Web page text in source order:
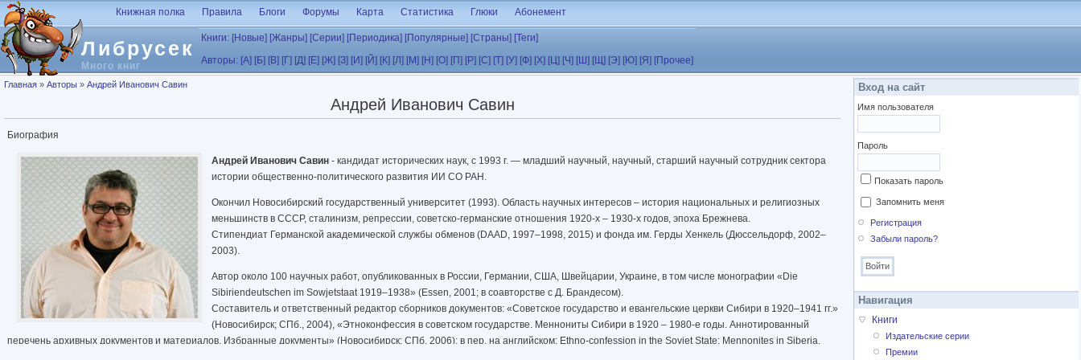
Перейти к основному содержанию
Либрусек
Много книг
Книжная полка Правила Блоги Форумы Карта Статистика Глюки Абонемент
Книги: [Новые] [Жанры] [Серии] [Периодика] [Популярные] [Страны] [Теги]
Авторы: [А] [Б] [В] [Г] [Д] [Е] [Ж] [З] [И] [Й] [К] [Л] [М] [Н] [О] [П] [Р] [С] [Т] [У] [Ф] [Х] [Ц] [Ч] [Ш] [Щ] [Э] [Ю] [Я] [Прочее]
Вы здесь
Главная » Авторы » Андрей Иванович Савин
Андрей Иванович Савин
Биография
Андрей Иванович Савин - кандидат исторических наук, с 1993 г. — младший научный, научный, старший научный сотрудник сектора
истории общественно-политического развития ИИ СО РАН.
Окончил Новосибирский государственный университет (1993). Область научных интересов – история национальных и религиозных
меньшинств в СССР, сталинизм, репрессии, советско-германские отношения 1920-х – 1930-х годов, эпоха Брежнева.
Стипендиат Германской академической службы обменов (DAAD, 1997–1998, 2015) и фонда им. Герды Хенкель (Дюссельдорф, 2002–
2003).
Автор около 100 научных работ, опубликованных в России, Германии, США, Швейцарии, Украине, в том числе монографии «Die
Sibiriendeutschen im Sowjetstaat 1919–1938» (Essen, 2001; в соавторстве с Д. Брандесом).
Составитель и ответственный редактор сборников документов: «Советское государство и евангельские церкви Сибири в 1920–1941 гг.»
(Новосибирск; СПб., 2004), «Этноконфессия в советском государстве. Меннониты Сибири в 1920 – 1980-е годы. Аннотированный
перечень архивных документов и материалов. Избранные документы» (Новосибирск; СПб, 2006); в пер. на английском: Ethno-сonfession in the Soviet State: Mennonites in Siberia,
Вход на сайт
Имя пользователя
Пароль
Показать пароль
Запомнить меня
Регистрация
Забыли пароль?
Навигация
Книги
Издательские серии
Премии